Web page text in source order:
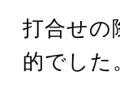
打合せの
的でした